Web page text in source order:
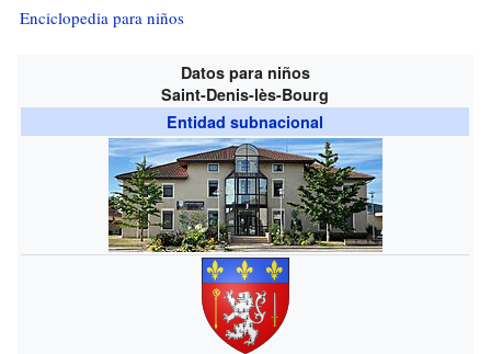
Enciclopedia para niños
Datos para niños
Saint-Denis-lès-Bourg
Entidad subnacional